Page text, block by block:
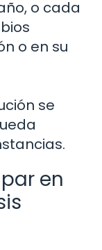
o cada
o en su
se
en